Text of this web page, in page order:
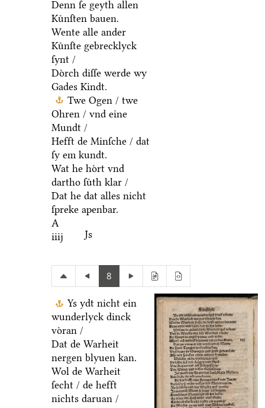
Denn ſe geyth allen
Kuͤnſten bauen.
Wente alle ander
Kuͤnſte gebrecklyck
ſynt /
Doͤrch diſſe werde wy
Gades Kindt.
Twe Ogen / twe
Ohren / vnd eine
Mundt /
Hefft de Minſche / dat
ſy em kundt.
Wat he hoͤrt vnd
dartho ſuͤth klar /
Dat he dat alles nicht
ſpreke apenbar.
A
iiij
Js
8
Ys ydt nicht ein
wunderlyck dinck
voͤran /
Dat de Warheit
nergen blyuen kan.
Wol de Warheit
ſecht / de hefft
nichts daruan /